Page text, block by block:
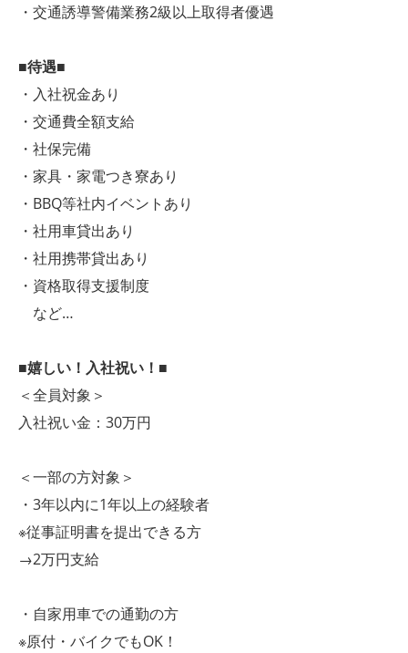
・交通誘導警備業務2級以上取得者優遇
■待遇■
・入社祝金あり
・交通費全額支給
・社保完備
・家具・家電つき寮あり
・BBQ等社内イベントあり
・社用車貸出あり
・社用携帯貸出あり
・資格取得支援制度
など…
■嬉しい！入社祝い！■
＜全員対象＞
入社祝い金：30万円
＜一部の方対象＞
・3年以内に1年以上の経験者
※従事証明書を提出できる方
→2万円支給
・自家用車での通勤の方
※原付・バイクでもOK！